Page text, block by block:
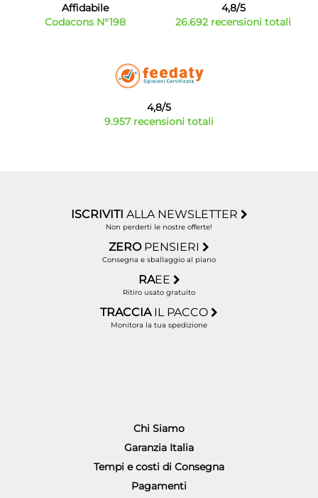
Affidabile
Codacons N°198
4,8/5
26.692 recensioni totali
4,8/5
9.957 recensioni totali
ISCRIVITI ALLA NEWSLETTER
Non perderti le nostre offerte!
ZERO PENSIERI
Consegna e sballaggio al piano
RAEE
Ritiro usato gratuito
TRACCIA IL PACCO
Monitora la tua spedizione
Chi Siamo
Garanzia Italia
Tempi e costi di Consegna
Pagamenti